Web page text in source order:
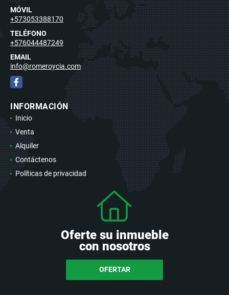
MÓVIL
+573053388170
TELÉFONO
+576044487249
EMAIL
info@romeroycia.com
Facebook
INFORMACIÓN
Inicio
Venta
Alquiler
Contáctenos
Políticas de privacidad
Oferte su inmueble
con nosotros
OFERTAR